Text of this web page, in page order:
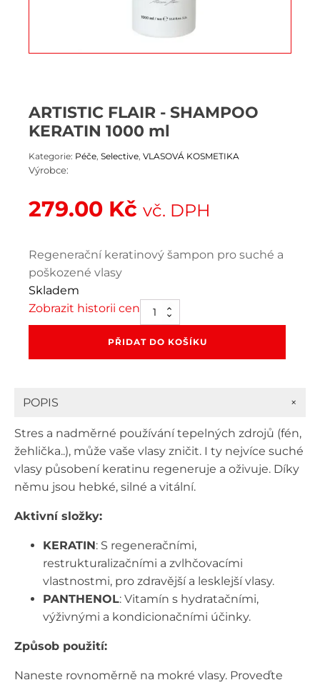
ARTISTIC FLAIR - SHAMPOO
KERATIN 1000 ml
Kategorie: Péče Selective VLASOVÁ KOSMETIKA
Výrobce:
279.00 Kč vč. DPH
Regenerační keratinový šampon pro suché a
poškozené vlasy
Skladem
Zobrazit historii cen ARTISTIC
FLAIR
-
PŘIDAT DO KOŠÍKU
POPIS +
Stres a nadměrné používání tepelných zdrojů (fén,
žehlička..), může vaše vlasy zničit. I ty nejvíce suché
vlasy působení keratinu regeneruje a oživuje. Díky
němu jsou hebké, silné a vitální.
Aktivní složky:
KERATIN: S regeneračními,
restrukturalizačními a zvlhčovacími
vlastnostmi, pro zdravější a lesklejší vlasy.
PANTHENOL: Vitamín s hydratačními,
výživnými a kondicionačními účinky.
Způsob použití:
Naneste rovnoměrně na mokré vlasy. Proveďte